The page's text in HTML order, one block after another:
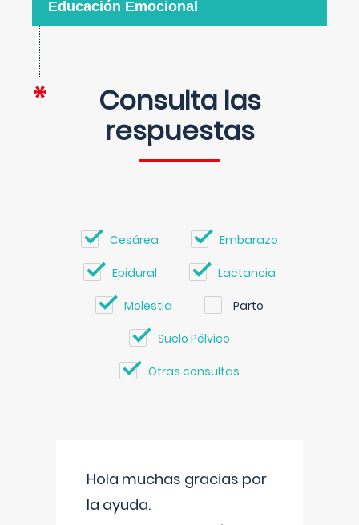
Educación Emocional
Consulta las
respuestas
Cesárea Embarazo
Epidural Lactancia
Molestia Parto
Suelo Pélvico
Otras consultas
Hola muchas gracias por
la ayuda.